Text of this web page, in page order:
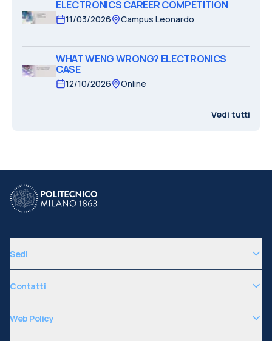
ELECTRONICS CAREER COMPETITION
11/03/2026 Campus Leonardo
WHAT WENG WRONG? ELECTRONICS
CASE
12/10/2026 Online
Vedi tutti
Sedi
Contatti
Web Policy